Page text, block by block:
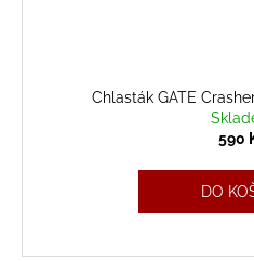
Chlasták GATE
590
DO